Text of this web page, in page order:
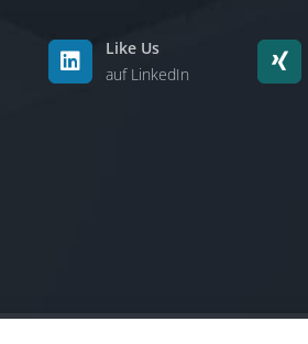
Like Us
auf LinkedIn